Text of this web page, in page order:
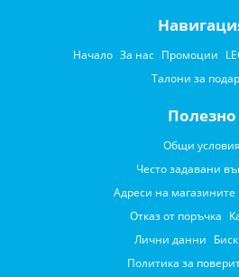
Начало За нас Промоции
Талони за
Полезно
Общи условия
Често задавани
Адреси на магазините
Отказ от поръчка
Лични данни
Политика за